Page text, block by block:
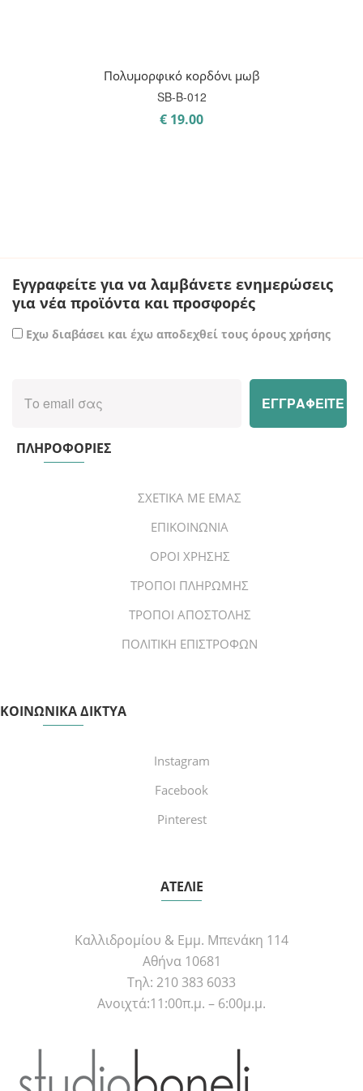
Πολυμορφικό κορδόνι μωβ
SB-B-012
€ 19.00
Εγγραφείτε για να λαμβάνετε ενημερώσεις
για νέα προϊόντα και προσφορές
Εχω διαβάσει και έχω αποδεχθεί τους όρους χρήσης
ΠΛΗΡΟΦΟΡΙΕΣ
ΣΧΕΤΙΚΑ ΜΕ ΕΜΑΣ
ΕΠΙΚΟΙΝΩΝΙΑ
ΟΡΟΙ ΧΡΗΣΗΣ
ΤΡΟΠΟΙ ΠΛΗΡΩΜΗΣ
ΤΡΟΠΟΙ ΑΠΟΣΤΟΛΗΣ
ΠΟΛΙΤΙΚΗ ΕΠΙΣΤΡΟΦΩΝ
ΚΟΙΝΩΝΙΚΑ ΔΙΚΤΥΑ
Instagram
Facebook
Pinterest
ΑΤΕΛΙΕ
Καλλιδρομίου & Εμμ. Μπενάκη 114
Αθήνα 10681
Τηλ: 210 383 6033
Ανοιχτά:11:00π.μ. – 6:00μ.μ.